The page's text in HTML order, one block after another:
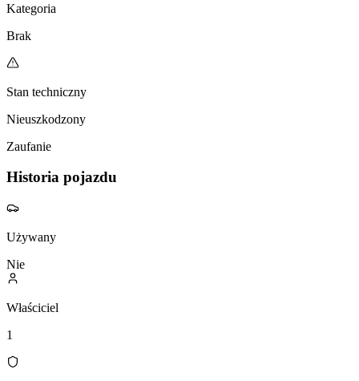
Kategoria
Brak
Stan techniczny
Nieuszkodzony
Zaufanie
Historia pojazdu
Używany
Nie
Właściciel
1